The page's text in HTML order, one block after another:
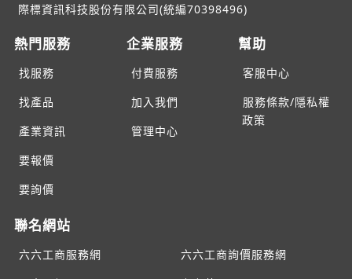
際標資訊科技股份有限公司(統編70398496)
熱門服務
找服務
找產品
產業資訊
要報價
要詢價
企業服務
付費服務
加入我們
管理中心
幫助
客服中心
服務條款/隱私權
政策
聯名網站
六六工商服務網
六六工商詢價服務網